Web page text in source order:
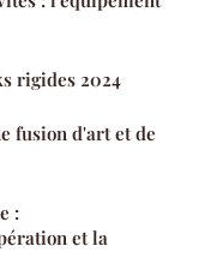
rigides 2024
fusion d'art et de
:
et la